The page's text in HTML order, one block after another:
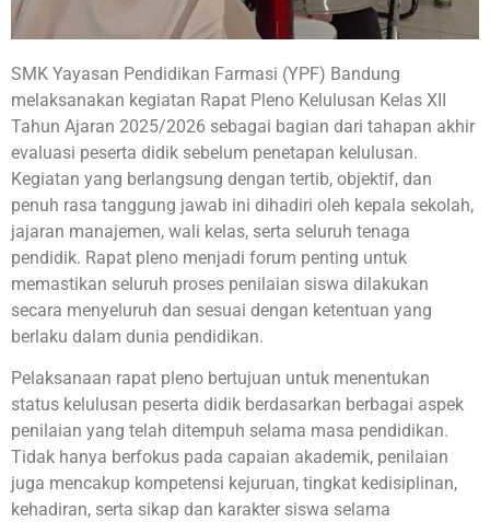
SMK Yayasan Pendidikan Farmasi (YPF) Bandung
melaksanakan kegiatan Rapat Pleno Kelulusan Kelas XII
Tahun Ajaran 2025/2026 sebagai bagian dari tahapan akhir
evaluasi peserta didik sebelum penetapan kelulusan.
Kegiatan yang berlangsung dengan tertib, objektif, dan
penuh rasa tanggung jawab ini dihadiri oleh kepala sekolah,
jajaran manajemen, wali kelas, serta seluruh tenaga
pendidik. Rapat pleno menjadi forum penting untuk
memastikan seluruh proses penilaian siswa dilakukan
secara menyeluruh dan sesuai dengan ketentuan yang
berlaku dalam dunia pendidikan.
Pelaksanaan rapat pleno bertujuan untuk menentukan
status kelulusan peserta didik berdasarkan berbagai aspek
penilaian yang telah ditempuh selama masa pendidikan.
Tidak hanya berfokus pada capaian akademik, penilaian
juga mencakup kompetensi kejuruan, tingkat kedisiplinan,
kehadiran, serta sikap dan karakter siswa selama